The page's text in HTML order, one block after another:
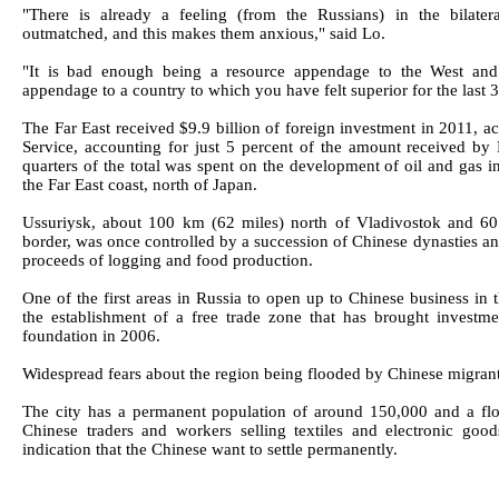
"There is already a feeling (from the Russians) in the
outmatched, and this makes them anxious," said Lo.
"It is bad enough being a resource appendage to the West
appendage to a country to which you have felt superior for the last
The Far East received $9.9 billion of foreign investment in 2011,
Service, accounting for just 5 percent of the amount received by
quarters of the total was spent on the development of oil and gas
the Far East coast, north of Japan.
Ussuriysk, about 100 km (62 miles) north of Vladivostok and
border, was once controlled by a succession of Chinese dynasties
proceeds of logging and food production.
One of the first areas in Russia to open up to Chinese business in
the establishment of a free trade zone that has brought
foundation in 2006.
Widespread fears about the region being flooded by Chinese
The city has a permanent population of around 150,000 and a
Chinese traders and workers selling textiles and electronic
indication that the Chinese want to settle permanently.